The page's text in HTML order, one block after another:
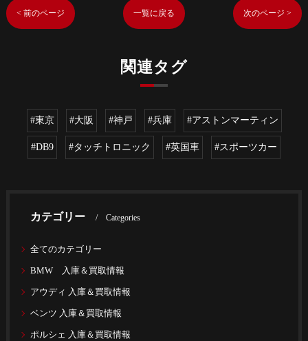
< 前のページ 一覧に戻る 次のページ >
関連タグ
#東京 #大阪 #神戸 #兵庫 #アストンマーティン
#DB9 #タッチトロニック #英国車 #スポーツカー
カテゴリー Categories
全てのカテゴリー
BMW 入庫＆買取情報
アウディ 入庫＆買取情報
ベンツ 入庫＆買取情報
ポルシェ 入庫＆買取情報